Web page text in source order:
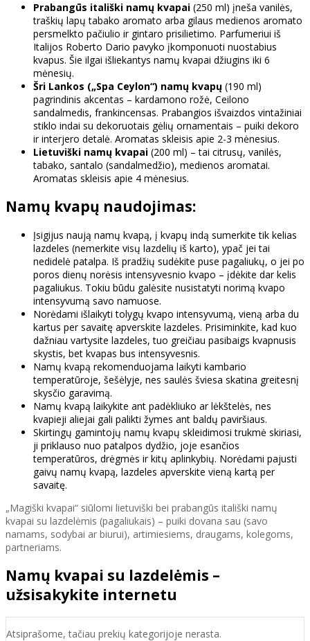
Prabangūs itališki namų kvapai (250 ml) įneša vanilės,
traškių lapų tabako aromato arba gilaus medienos aromato
persmelkto pačiulio ir gintaro prisilietimo. Parfumeriui iš
Italijos Roberto Dario pavyko įkomponuoti nuostabius
kvapus. Šie ilgai išliekantys namų kvapai džiugins iki 6
mėnesių.
Šri Lankos („Spa Ceylon“) namų kvapų (190 ml)
pagrindinis akcentas – kardamono rožė, Ceilono
sandalmedis, frankincensas. Prabangios išvaizdos vintažiniai
stiklo indai su dekoruotais gėlių ornamentais – puiki dekoro
ir interjero detalė. Aromatas skleisis apie 2-3 mėnesius.
Lietuviški namų kvapai (200 ml) – tai citrusų, vanilės,
tabako, santalo (sandalmedžio), medienos aromatai.
Aromatas skleisis apie 4 mėnesius.
Namų kvapų naudojimas:
Įsigijus naują namų kvapą, į kvapų indą sumerkite tik kelias
lazdeles (nemerkite visų lazdelių iš karto), ypač jei tai
nedidelė patalpa. Iš pradžių sudėkite puse pagaliukų, o jei po
poros dienų norėsis intensyvesnio kvapo – įdėkite dar kelis
pagaliukus. Tokiu būdu galėsite nusistatyti norimą kvapo
intensyvumą savo namuose.
Norėdami išlaikyti tolygų kvapo intensyvumą, vieną arba du
kartus per savaitę apverskite lazdeles. Prisiminkite, kad kuo
dažniau vartysite lazdeles, tuo greičiau pasibaigs kvapnusis
skystis, bet kvapas bus intensyvesnis.
Namų kvapą rekomenduojama laikyti kambario
temperatūroje, šešėlyje, nes saulės šviesa skatina greitesnį
skysčio garavimą.
Namų kvapą laikykite ant padėkliuko ar lėkštelės, nes
kvapieji aliejai gali palikti žymes ant baldų paviršiaus.
Skirtingų gamintojų namų kvapų skleidimosi trukmė skiriasi,
ji priklauso nuo patalpos dydžio, joje esančios
temperatūros, drėgmės ir kitų aplinkybių. Norėdami pajusti
gaivų namų kvapą, lazdeles apverskite vieną kartą per
savaitę.
„Magiški kvapai“ siūlomi lietuviški bei prabangūs itališki namų
kvapai su lazdelėmis (pagaliukais) – puiki dovana sau (savo
namams, sodybai ar biurui), artimiesiems, draugams, kolegoms,
partneriams.
Namų kvapai su lazdelėmis –
užsisakykite internetu
Atsiprašome, tačiau prekių kategorijoje nerasta.